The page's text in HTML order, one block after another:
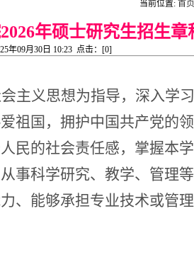
当前位置: 首页
年硕士研究生招生章
年09月30日 10:23 点击：[0]
主义思想为指导，深入学
祖国，拥护中国共产党的
民的社会责任感，掌握本
事科学研究、教学、管理
、能够承担专业技术或管